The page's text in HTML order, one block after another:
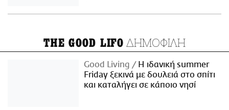
THE GOOD LIFO ΔΗΜΟΦΙΛΗ
Good Living
Η ιδανική summer
Friday ξεκινά με δουλειά στο σπίτι
και καταλήγει σε κάποιο νησί